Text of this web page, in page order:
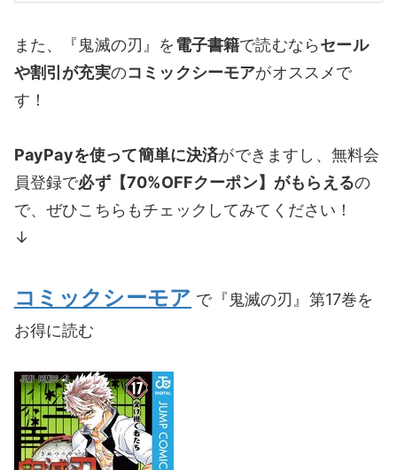
また、『鬼滅の刃』を電子書籍で読むならセール
や割引が充実のコミックシーモアがオススメで
す！
PayPayを使って簡単に決済ができますし、無料会
員登録で必ず【70%OFFクーポン】がもらえるの
で、ぜひこちらもチェックしてみてください！
↓
コミックシーモア で『鬼滅の刃』第17巻を
お得に読む